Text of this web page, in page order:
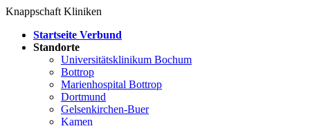
Knappschaft Kliniken
Startseite Verbund
Standorte
Universitätsklinikum Bochum
Bottrop
Marienhospital Bottrop
Dortmund
Gelsenkirchen-Buer
Kamen